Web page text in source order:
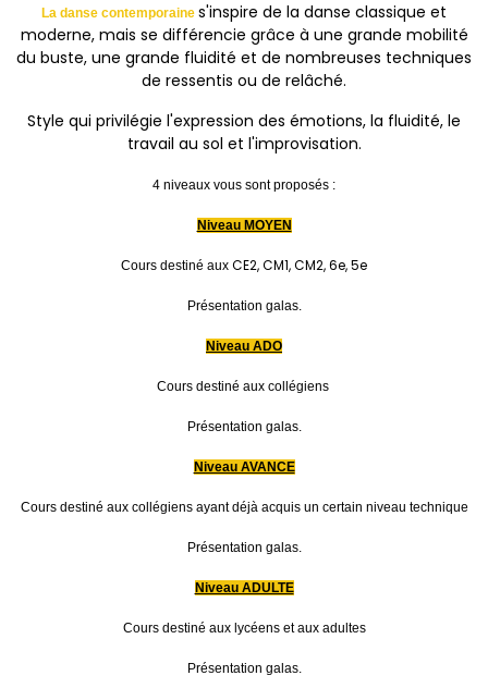
La danse contemporaine s'inspire de la danse classique et
moderne, mais se différencie grâce à une grande mobilité
du buste, une grande fluidité et de nombreuses techniques
de ressentis ou de relâché.
Style qui privilégie l'expression des émotions, la fluidité, le
travail au sol et l'improvisation.
4 niveaux vous sont proposés :
Niveau MOYEN
Cours destiné aux CE2, CM1, CM2, 6e, 5e
Présentation galas.
Niveau ADO
Cours destiné aux collégiens
Présentation galas.
Niveau AVANCE
Cours destiné aux collégiens ayant déjà acquis un certain niveau technique
Présentation galas.
Niveau ADULTE
Cours destiné aux lycéens et aux adultes
Présentation galas.